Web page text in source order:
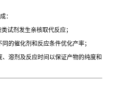
：
试剂发生亲核取代反应；
的催化剂和反应条件优化产率；
溶剂及反应时间以保证产物的纯度和